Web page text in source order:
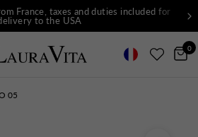
France, taxes and duties included for
to the USA
0
05